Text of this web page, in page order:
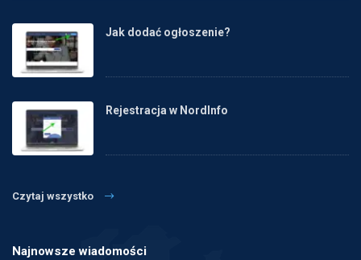
Jak dodać ogłoszenie?
Rejestracja w NordInfo
Czytaj wszystko
Najnowsze wiadomości